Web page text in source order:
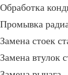
Обработка
Промывка
Замена стоек
Замена втулок